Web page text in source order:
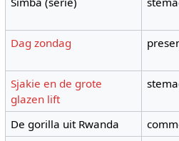
Dag zondag
Sjakie en de grote
glazen lift
De gorilla uit Rwanda